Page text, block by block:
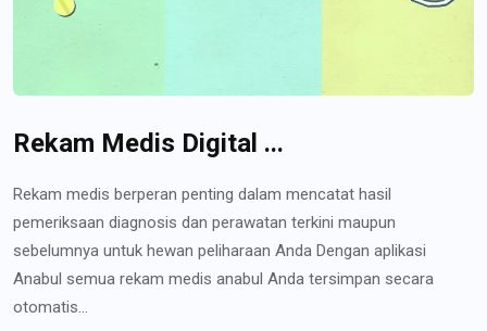
Rekam Medis Digital ...
Rekam medis berperan penting dalam mencatat hasil
pemeriksaan diagnosis dan perawatan terkini maupun
sebelumnya untuk hewan peliharaan Anda Dengan aplikasi
Anabul semua rekam medis anabul Anda tersimpan secara
otomatis...